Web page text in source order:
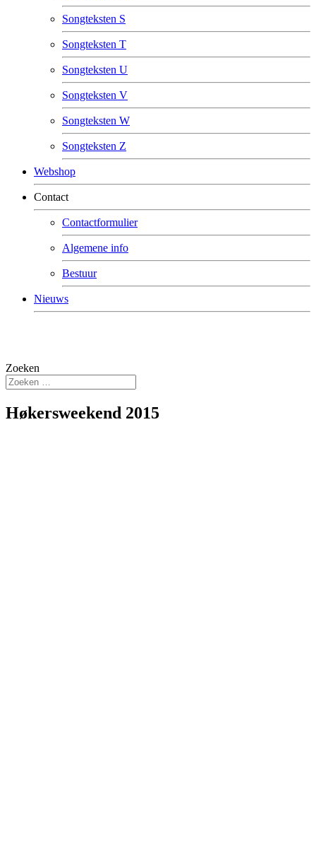
Songteksten S
Songteksten T
Songteksten U
Songteksten V
Songteksten W
Songteksten Z
Webshop
Contact
Contactformulier
Algemene info
Bestuur
Nieuws
Zoeken
Høkersweekend 2015